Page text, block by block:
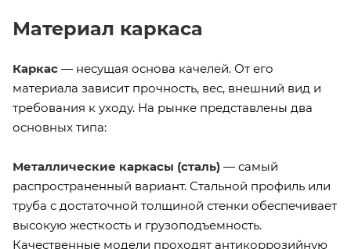
Материал каркаса
Каркас — несущая основа качелей. От его
материала зависит прочность, вес, внешний вид и
требования к уходу. На рынке представлены два
основных типа:
Металлические каркасы (сталь) — самый
распространенный вариант. Стальной профиль или
труба с достаточной толщиной стенки обеспечивает
высокую жесткость и грузоподъемность.
Качественные модели проходят антикоррозийную